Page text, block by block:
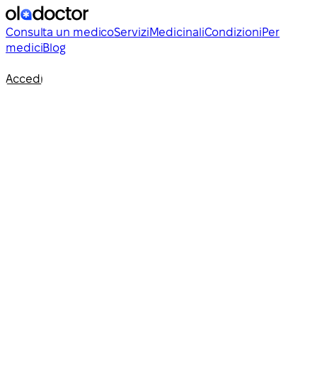
Consulta un medicoServiziMedicinaliCondizioniPer
mediciBlog
Accedi